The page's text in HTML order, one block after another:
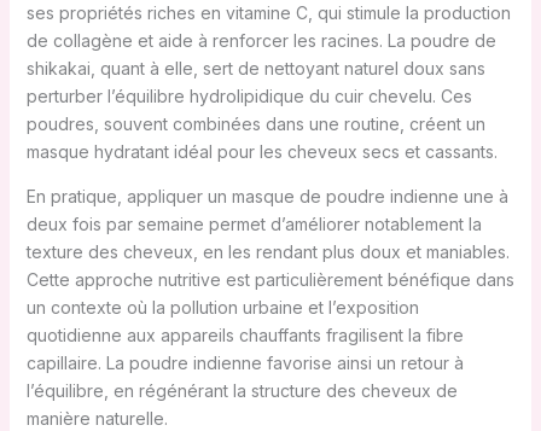
ses propriétés riches en vitamine C, qui stimule la production
de collagène et aide à renforcer les racines. La poudre de
shikakai, quant à elle, sert de nettoyant naturel doux sans
perturber l’équilibre hydrolipidique du cuir chevelu. Ces
poudres, souvent combinées dans une routine, créent un
masque hydratant idéal pour les cheveux secs et cassants.
En pratique, appliquer un masque de poudre indienne une à
deux fois par semaine permet d’améliorer notablement la
texture des cheveux, en les rendant plus doux et maniables.
Cette approche nutritive est particulièrement bénéfique dans
un contexte où la pollution urbaine et l’exposition
quotidienne aux appareils chauffants fragilisent la fibre
capillaire. La poudre indienne favorise ainsi un retour à
l’équilibre, en régénérant la structure des cheveux de
manière naturelle.